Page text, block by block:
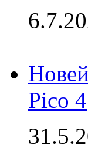
Pico 4